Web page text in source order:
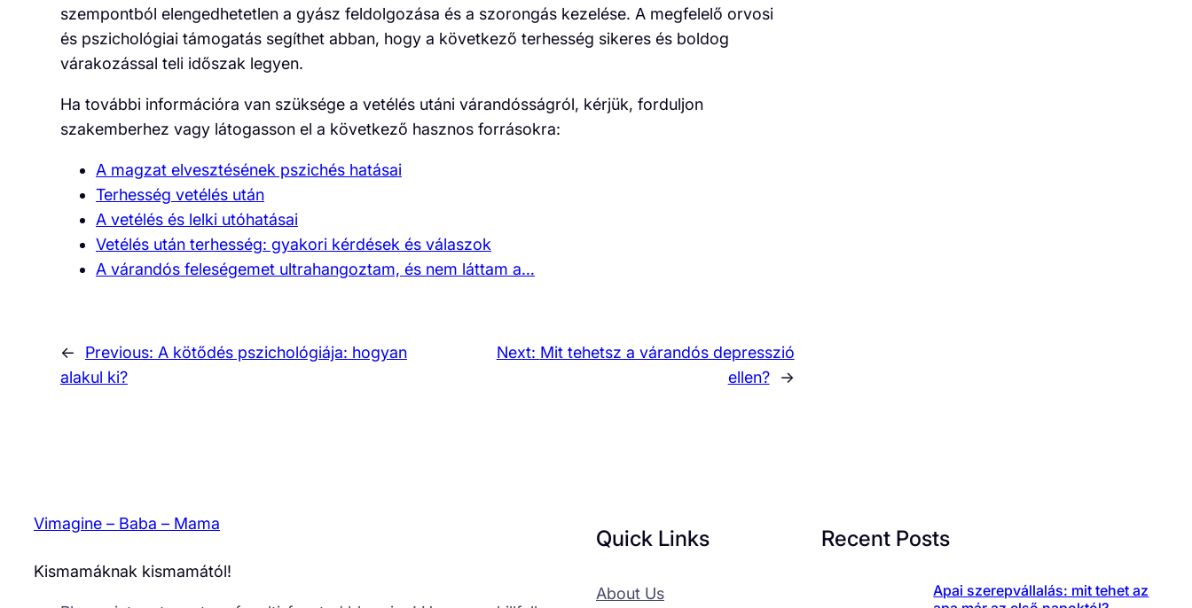
szempontból elengedhetetlen a gyász feldolgozása és a szorongás kezelése. A megfelelő orvosi
és pszichológiai támogatás segíthet abban, hogy a következő terhesség sikeres és boldog
várakozással teli időszak legyen.
Ha további információra van szüksége a vetélés utáni várandósságról, kérjük, forduljon
szakemberhez vagy látogasson el a következő hasznos forrásokra:
A magzat elvesztésének pszichés hatásai
Terhesség vetélés után
A vetélés és lelki utóhatásai
Vetélés után terhesség: gyakori kérdések és válaszok
A várandós feleségemet ultrahangoztam, és nem láttam a…
← Previous: A kötődés pszichológiája: hogyan
alakul ki?
Next: Mit tehetsz a várandós depresszió
ellen?
→
Vimagine – Baba – Mama
Kismamáknak kismamától!
Quick Links
About Us
Recent Posts
Apai szerepvállalás: mit tehet az